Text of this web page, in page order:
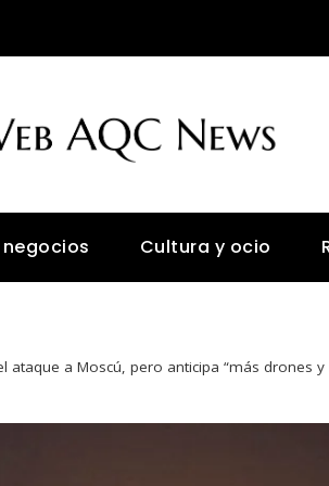
Cultura y ocio
a Moscú, pero anticipa “más drones